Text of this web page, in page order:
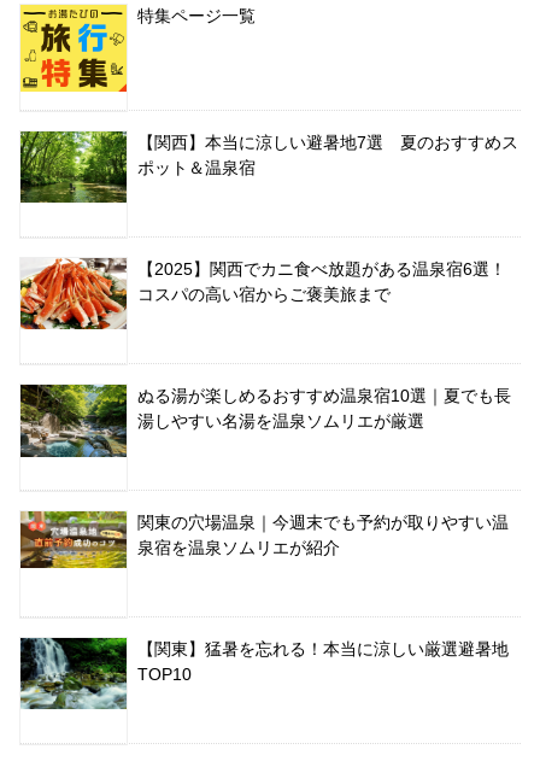
特集ページ一覧
【関西】本当に涼しい避暑地7選 夏のおすすめス
ポット＆温泉宿
【2025】関西でカニ食べ放題がある温泉宿6選！
コスパの高い宿からご褒美旅まで
ぬる湯が楽しめるおすすめ温泉宿10選｜夏でも長
湯しやすい名湯を温泉ソムリエが厳選
関東の穴場温泉｜今週末でも予約が取りやすい温
泉宿を温泉ソムリエが紹介
【関東】猛暑を忘れる！本当に涼しい厳選避暑地
TOP10